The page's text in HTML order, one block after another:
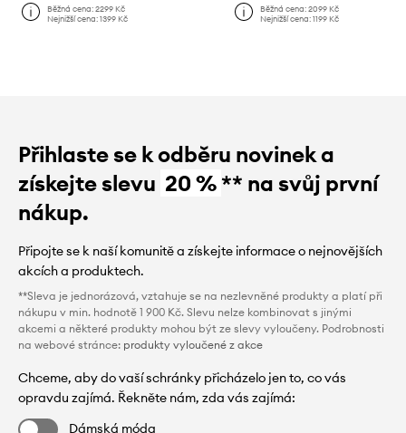
Běžná cena:2299 Kč
Nejnižší cena:1399 Kč
Běžná cena: 2099 Kč
Nejnižší cena: 1199 Kč
Přihlaste se k odběru novinek a
získejte slevu 20 %** na svůj první
nákup.
Připojte se k naší komunitě a získejte informace o nejnovějších
akcích a produktech.
**Sleva je jednorázová, vztahuje se na nezlevněné produkty a platí při
nákupu v min. hodnotě 1 900 Kč. Slevu nelze kombinovat s jinými
akcemi a některé produkty mohou být ze slevy vyloučeny. Podrobnosti
na webové stránce: produkty vyloučené z akce
Chceme, aby do vaší schránky přicházelo jen to, co vás
opravdu zajímá. Řekněte nám, zda vás zajímá:
Dámská móda